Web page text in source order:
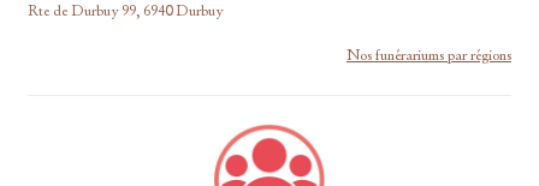
Rte de Durbuy 99, 6940 Durbuy
Nos funérariums par régions